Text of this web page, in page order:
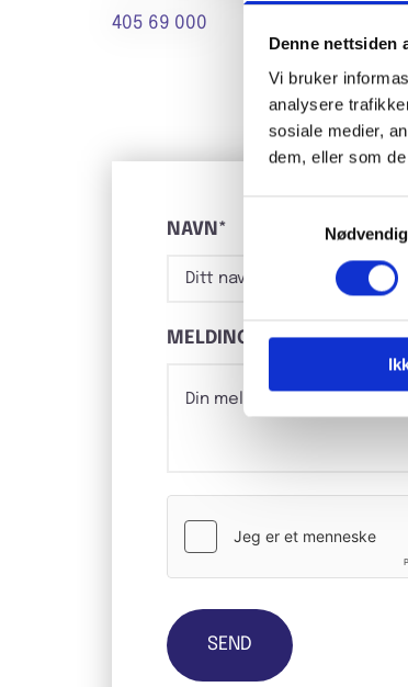
Denne nettsiden
Vi bruker
analysere
sosiale medier,
dem, eller som
Nødvendig
405 69 000
NAVN*
MELDING